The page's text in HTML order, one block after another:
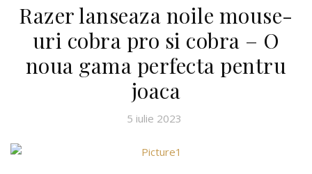
Razer lanseaza noile mouse-
uri cobra pro si cobra – O
noua gama perfecta pentru
joaca
5 iulie 2023